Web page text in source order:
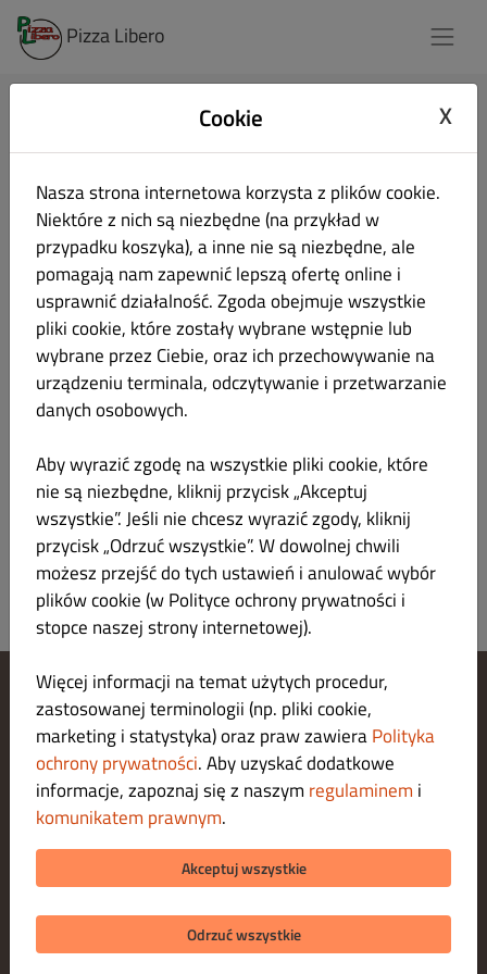
Pizza Libero
Adres e-mail
Hasło
Zapamiętaj mnie
Nie pamiętasz hasła?
Zarejestruj się
Zarządzaj ustawieniami cookies
Skontaktuj się z nami
Polityka ochrony prywatności
Regulamin
Legal notice
O nas
METODY PŁATNOŚCI ZA DOSTAWĘ
METODY PŁATNOŚCI ZA ODBIÓR
Cookie X
Nasza strona internetowa korzysta z plików cookie.
Niektóre z nich są niezbędne (na przykład w
przypadku koszyka), a inne nie są niezbędne, ale
pomagają nam zapewnić lepszą ofertę online i
usprawnić działalność. Zgoda obejmuje wszystkie
pliki cookie, które zostały wybrane wstępnie lub
wybrane przez Ciebie, oraz ich przechowywanie na
urządzeniu terminala, odczytywanie i przetwarzanie
danych osobowych.
Aby wyrazić zgodę na wszystkie pliki cookie, które
nie są niezbędne, kliknij przycisk „Akceptuj
wszystkie”. Jeśli nie chcesz wyrazić zgody, kliknij
przycisk „Odrzuć wszystkie”. W dowolnej chwili
możesz przejść do tych ustawień i anulować wybór
plików cookie (w Polityce ochrony prywatności i
stopce naszej strony internetowej).
Więcej informacji na temat użytych procedur,
zastosowanej terminologii (np. pliki cookie,
marketing i statystyka) oraz praw zawieraPolityka
ochrony prywatności. Aby uzyskać dodatkowe
informacje, zapoznaj się z naszym regulaminem i
komunikatem prawnym.
Akceptuj wszystkie
Odrzuć wszystkie